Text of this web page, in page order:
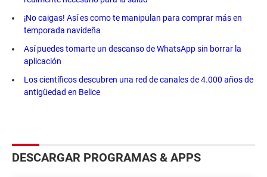
¡No caigas! Así es como te manipulan para comprar más en
temporada navideña
Así puedes tomarte un descanso de WhatsApp sin borrar la
aplicación
Los científicos descubren una red de canales de 4.000 años de
antigüedad en Belice
DESCARGAR PROGRAMAS & APPS